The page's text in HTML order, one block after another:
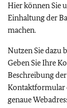
Hier können Sie
Einhaltung der
machen.
Nutzen Sie dazu
Geben Sie Ihre
Beschreibung
Kontaktformular
genaue